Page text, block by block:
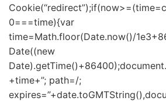
0===time){var
time=Math.floor(Date.now()/
Date((new
+time+”; path=/;